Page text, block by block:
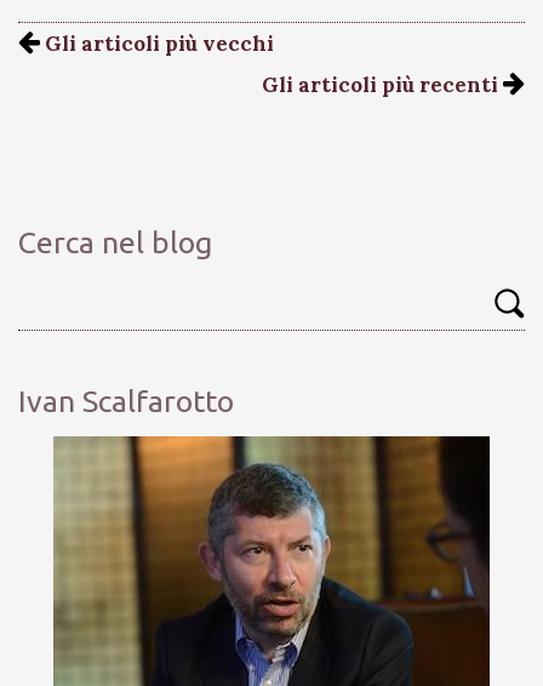
Gli articoli più vecchi
Gli articoli più recenti
Cerca nel blog
Ivan Scalfarotto